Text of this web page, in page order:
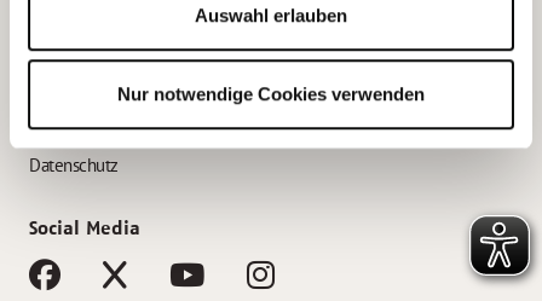
Auswahl erlauben
Nur notwendige Cookies verwenden
AWO Gliederungen nach Bundesland
Impressum
Datenschutz
Social Media